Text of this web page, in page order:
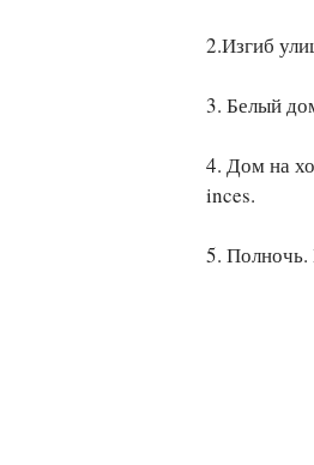
2.Изгиб
3. Белый
4. Дом на
inces.
5. Полночь.